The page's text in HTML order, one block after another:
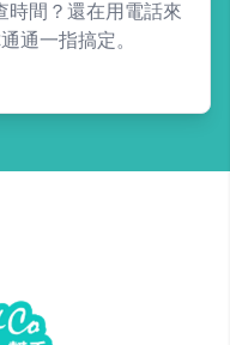
時間？還在用電話來
通一指搞定。